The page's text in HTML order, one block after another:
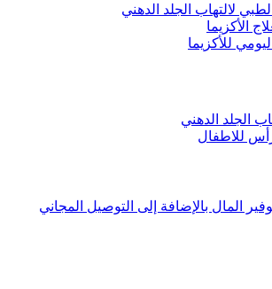
لالتهاب الجلد الدهني
الأكزيما
للأكزيما
الجلد الدهني
للاطفال
المال بالإضافة إلى التوصيل المجاني